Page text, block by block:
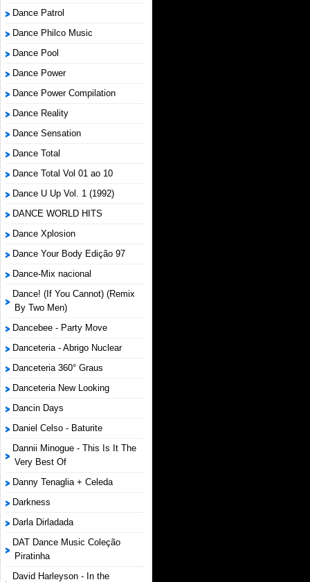
Dance Patrol
Dance Philco Music
Dance Pool
Dance Power
Dance Power Compilation
Dance Reality
Dance Sensation
Dance Total
Dance Total Vol 01 ao 10
Dance U Up Vol. 1 (1992)
DANCE WORLD HITS
Dance Xplosion
Dance Your Body Edição 97
Dance-Mix nacional
Dance! (If You Cannot) (Remix
By Two Men)
Dancebee - Party Move
Danceteria - Abrigo Nuclear
Danceteria 360° Graus
Danceteria New Looking
Dancin Days
Daniel Celso - Baturite
Dannii Minogue - This Is It The
Very Best Of
Danny Tenaglia + Celeda
Darkness
Darla Dirladada
DAT Dance Music Coleção
Piratinha
David Harleyson - In the